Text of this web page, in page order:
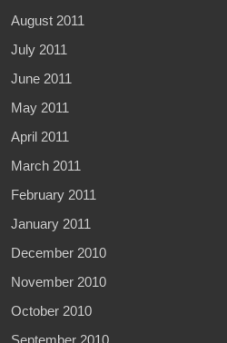
August 2011
July 2011
June 2011
May 2011
April 2011
March 2011
February 2011
January 2011
December 2010
November 2010
October 2010
September 2010